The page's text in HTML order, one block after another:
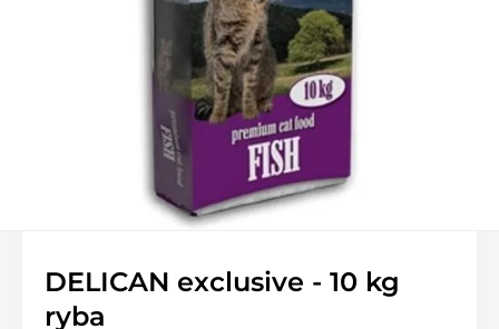
DELICAN exclusive - 10 kg
ryba